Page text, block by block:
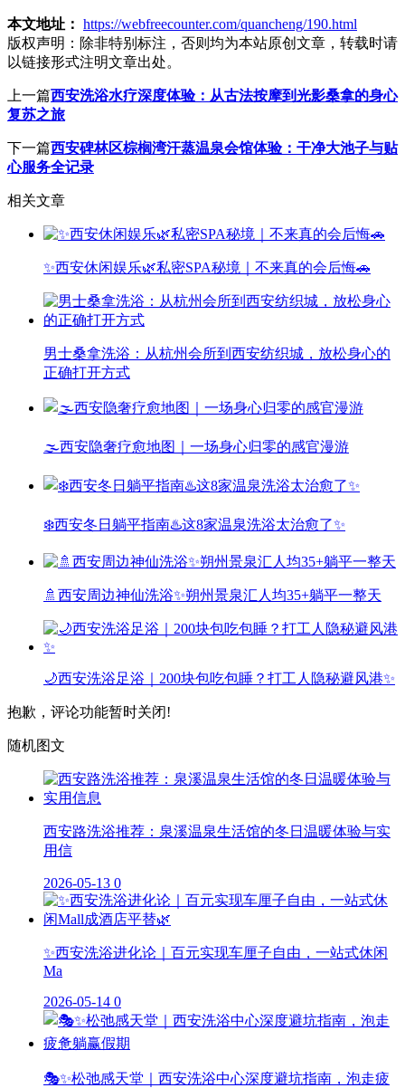
本文地址： https://webfreecounter.com/quancheng/190.html
版权声明： 除非特别标注，否则均为本站原创文章，转载时请
以链接形式注明文章出处。
上一篇西安洗浴水疗深度体验：从古法按摩到光影桑拿的身心
复苏之旅
下一篇西安碑林区棕榈湾汗蒸温泉会馆体验：干净大池子与贴
心服务全记录
相关文章
✨西安休闲娱乐🌿私密SPA秘境｜不来真的会后悔🚗
男士桑拿洗浴：从杭州会所到西安纺织城，放松身心的
正确打开方式
🌫️西安隐奢疗愈地图｜一场身心归零的感官漫游
❄️西安冬日躺平指南♨️这8家温泉洗浴太治愈了✨
🚿西安周边神仙洗浴✨朔州景泉汇人均35+躺平一整天
🌙西安洗浴足浴｜200块包吃包睡？打工人隐秘避风港✨
抱歉，评论功能暂时关闭!
随机图文
西安路洗浴推荐：泉溪温泉生活馆的冬日温暖体验与实
用信
2026-05-13 0
✨西安洗浴进化论｜百元实现车厘子自由，一站式休闲
Ma
2026-05-14 0
🎭✨松弛感天堂｜西安洗浴中心深度避坑指南，泡走疲